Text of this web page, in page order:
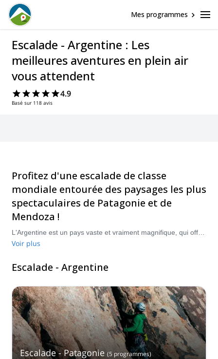
Mes programmes
Escalade - Argentine : Les
meilleures aventures en plein air
vous attendent
4.9
Basé sur 118 avis
Profitez d'une escalade de classe
mondiale entourée des paysages les plus
spectaculaires de Patagonie et de
Mendoza !
Voir plus
Escalade - Argentine
Escalade - Patagonie (5 programmes)